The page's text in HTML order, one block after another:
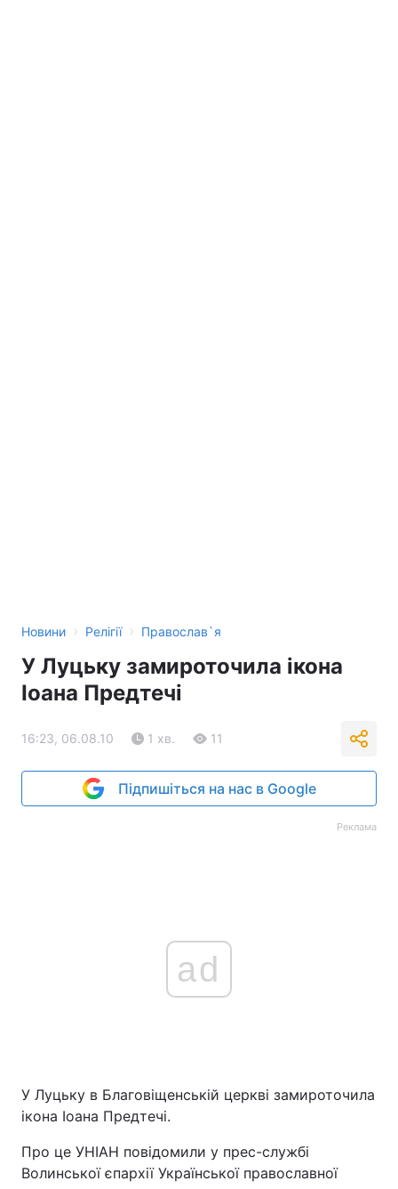
Новини › Релігії › Православ`я
У Луцьку замироточила ікона
Іоана Предтечі
16:23, 06.08.10 1 хв. 11
Підпишіться на нас в Google
Реклама
ad
У Луцьку в Благовіщенській церкві замироточила
ікона Іоана Предтечі.
Про це УНІАН повідомили у прес-службі
Волинської єпархії Української православної